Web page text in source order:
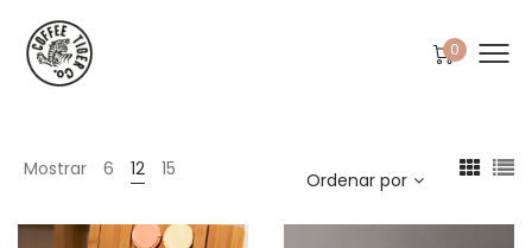
0
Mostrar 6 12 15 Ordenar por